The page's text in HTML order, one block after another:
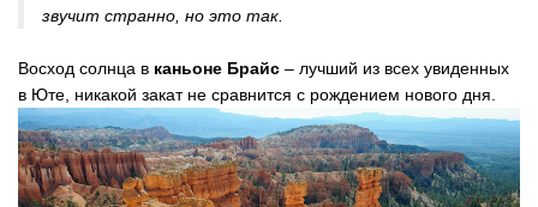
звучит странно, но это так.
Восход солнца в каньоне Брайс – лучший из всех увиденных
в Юте, никакой закат не сравнится с рождением нового дня.